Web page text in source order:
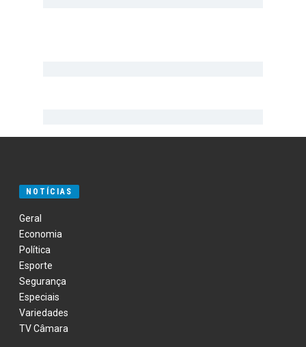
NOTÍCIAS
Geral
Economia
Política
Esporte
Segurança
Especiais
Variedades
TV Câmara